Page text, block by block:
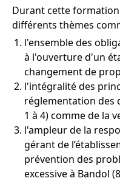
Durant cette
différents thèmes
l'ensemble des
à l'ouverture d'un
changement de
l'intégralité des
réglementation des
1 à 4) comme de la
l'ampleur de la
gérant de
prévention des
excessive à Bandol